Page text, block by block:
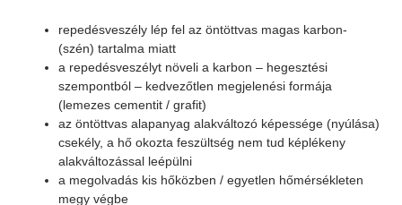
repedésveszély lép fel az öntöttvas magas karbon-
(szén) tartalma miatt
a repedésveszélyt növeli a karbon – hegesztési
szempontból – kedvezőtlen megjelenési formája
(lemezes cementit / grafit)
az öntöttvas alapanyag alakváltozó képessége (nyúlása)
csekély, a hő okozta feszültség nem tud képlékeny
alakváltozással leépülni
a megolvadás kis hőközben / egyetlen hőmérsékleten
megy végbe